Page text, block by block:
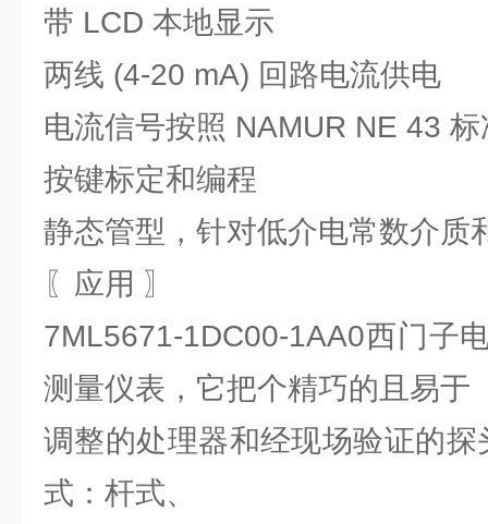
带 LCD 本地显示
两线 (4-20 mA) 回路电流供电
电流信号按照 NAMUR NE 43
按键标定和编程
静态管型，针对低介电常数介质
〖应用 〗
7ML5671-1DC00-1AA0西门子
测量仪表，它把个精巧的且易于
调整的处理器和经现场验证的
式：杆式、